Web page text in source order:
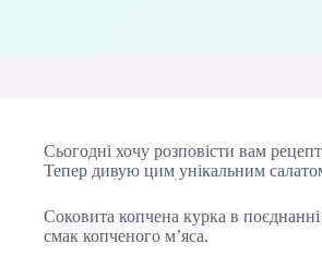
Сьогодні хочу розповісти вам
Тепер дивую цим унікальним
Соковита копчена курка в
смак копченого м’яса.